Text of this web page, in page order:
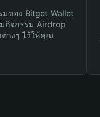
ของ Bitget Wallet
มกิจกรรม Airdrop
ต่างๆ ไว้ให้คุณ